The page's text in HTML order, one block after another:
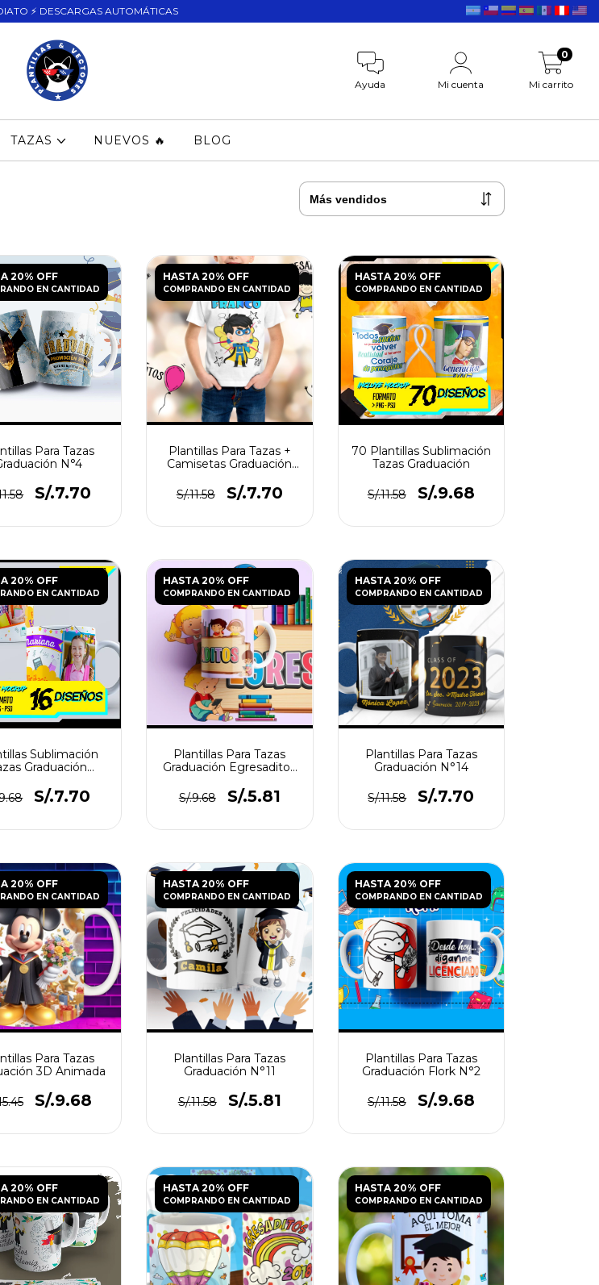
⚡ DESCARGAS AUTOMÁTICAS
Ayuda Mi cuenta Mi carrito
0
TAZAS NUEVOS 🔥 BLOG
20% OFF
EN CANTIDAD
Para Tazas
N°4
S/.7.70
HASTA 20% OFF
COMPRANDO EN CANTIDAD
Plantillas Para Tazas +
Camisetas Graduación
S/.11.58
S/.7.70
HASTA 20% OFF
COMPRANDO EN CANTIDAD
70 Plantillas Sublimación
Tazas Graduación
S/.11.58 S/.9.68
20% OFF
EN CANTIDAD
Sublimación
Graduación
S/.7.70
HASTA 20% OFF
COMPRANDO EN CANTIDAD
Plantillas Para Tazas
Graduación Egresaditos
S/.9.68
S/.5.81
HASTA 20% OFF
COMPRANDO EN CANTIDAD
Plantillas Para Tazas
Graduación N°14
S/.11.58 S/.7.70
20% OFF
EN CANTIDAD
Para Tazas
3D Animada
S/.9.68
HASTA 20% OFF
COMPRANDO EN CANTIDAD
Plantillas Para Tazas
Graduación N°11
S/.11.58 S/.5.81
HASTA 20% OFF
COMPRANDO EN CANTIDAD
Plantillas Para Tazas
Graduación Flork N°2
S/.11.58 S/.9.68
20% OFF
EN CANTIDAD
HASTA 20% OFF
COMPRANDO EN CANTIDAD
HASTA 20% OFF
COMPRANDO EN CANTIDAD